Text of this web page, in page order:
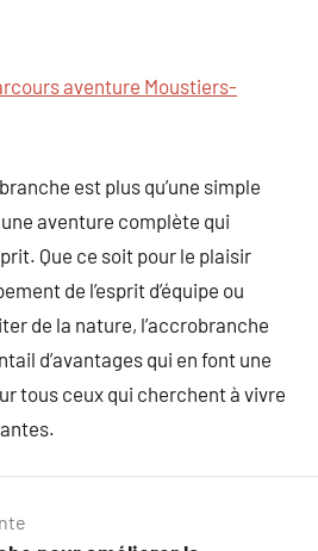
aventure Moustiers-
est plus qu’une simple
aventure complète qui
Que ce soit pour le plaisir
de l’esprit d’équipe ou
de la nature, l’accrobranche
d’avantages qui en font une
tous ceux qui cherchent à vivre